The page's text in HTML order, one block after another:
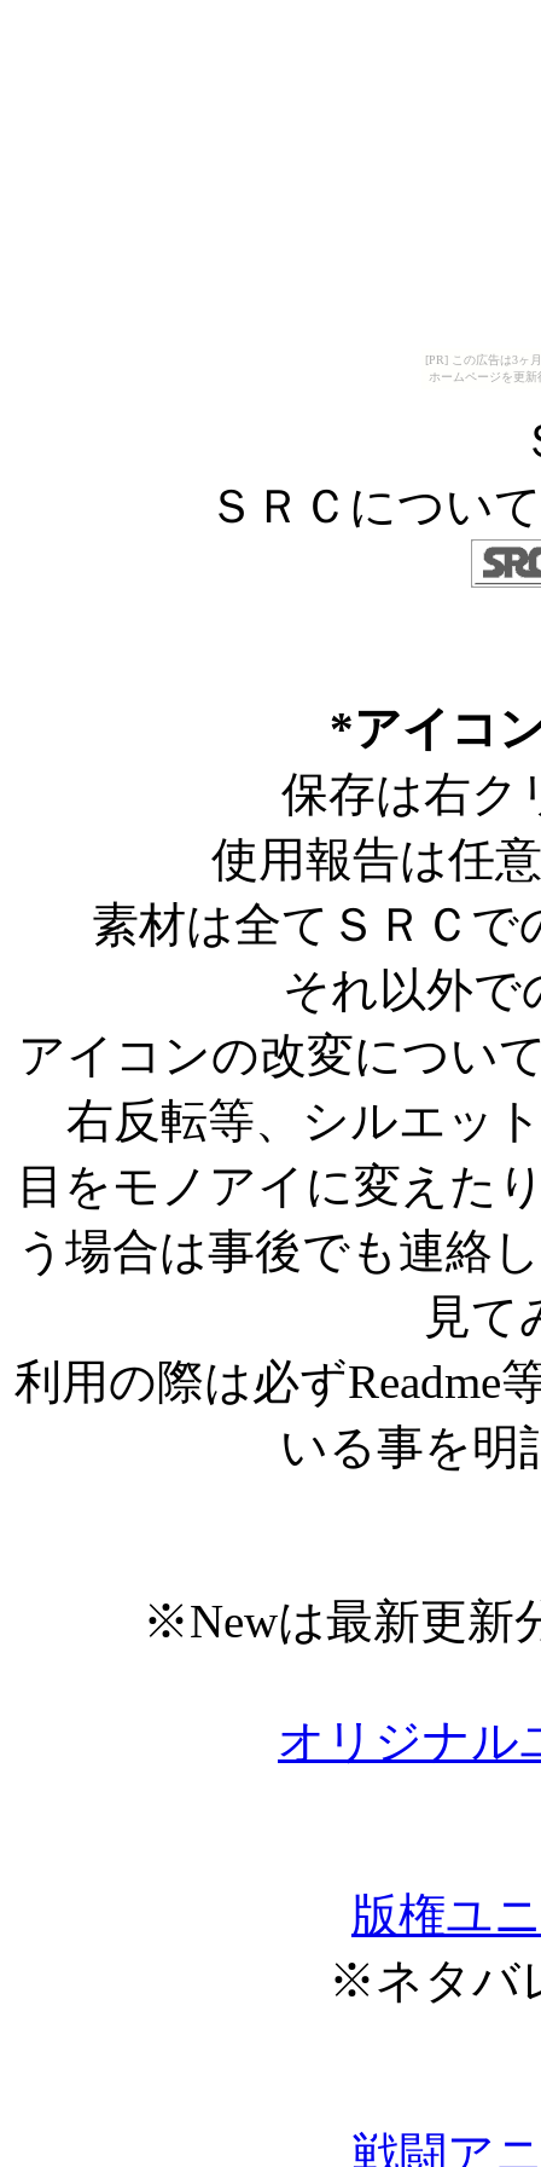
[PR] この広告は3ヶ
ホームページを更
ＳＲＣについ
*アイコ
保存は右ク
使用報告は任
素材は全てＳＲＣ
それ以外で
アイコンの改変につい
右反転等、シルエッ
目をモノアイに変えた
う場合は事後でも連絡
見て
利用の際は必ずReadme
いる事を明
※Newは最新更新
オリジナル
版権ユ
※ネタバ
戦闘ア